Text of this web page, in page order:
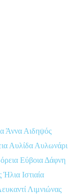
Άννα Αιδηψός
Αυλίδα Αυλωνάρι
Εύβοια Δάφνη
Ήλια Ιστιαία
Λιμνιώνας